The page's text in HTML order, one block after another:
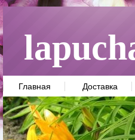
Главная Доставка